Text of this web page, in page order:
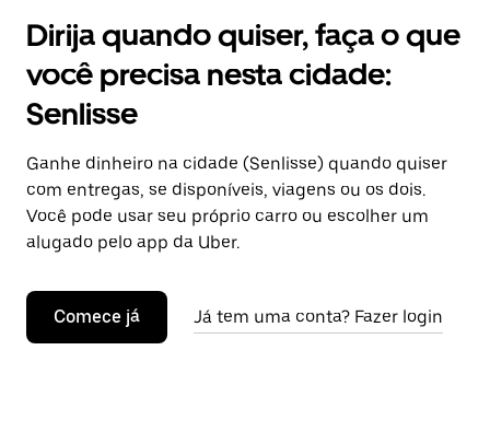
Dirija quando quiser, faça o que
você precisa nesta cidade:
Senlisse
Ganhe dinheiro na cidade (Senlisse) quando quiser
com entregas, se disponíveis, viagens ou os dois.
Você pode usar seu próprio carro ou escolher um
alugado pelo app da Uber.
Comece já Já tem uma conta? Fazer login